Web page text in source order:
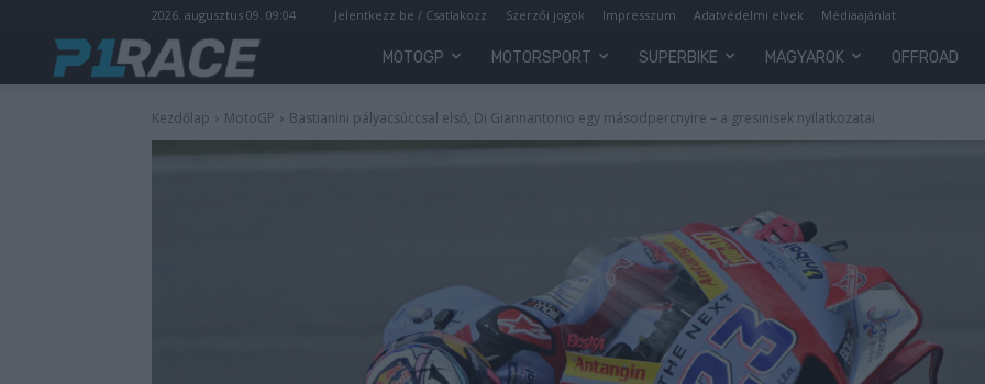
2026. augusztus 09. 09:04 Jelentkezz be / Csatlakozz Szerzői jogok Impresszum Adatvédelmi elvek Médiaajánlat
MOTOGP MOTORSPORT SUPERBIKE MAGYAROK OFFROAD
Kezdőlap MotoGP Bastianini pályacsúccsal első, Di Giannantonio egy másodpercnyire – a gresinisek nyilatkozatai